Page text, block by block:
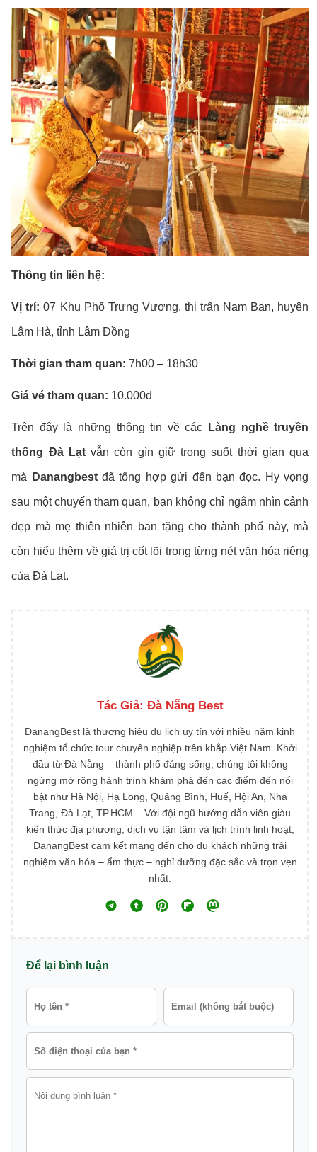
Thông tin liên hệ:
Vị trí:07 Khu Phố Trưng Vương, thị trấn Nam Ban, huyện
Lâm Hà, tỉnh Lâm Đồng
Thời gian tham quan:7h00 – 18h30
Giá vé tham quan: 10.000đ
Trên đây là những thông tin về các Làng nghề truyền
thống Đà Lạtvẫn còn gìn giữ trong suốt thời gian qua
mà Danangbestđã tổng hợp gửi đến bạn đọc. Hy vọng
sau một chuyến tham quan, bạn không chỉ ngắm nhìn cảnh
đẹp mà mẹ thiên nhiên ban tặng cho thành phố này, mà
còn hiểu thêm về giá trị cốt lõi trong từng nét văn hóa riêng
của Đà Lạt.
Tác Giả: Đà Nẵng Best
DanangBest là thương hiệu du lịch uy tín với nhiều năm kinh
nghiệm tổ chức tour chuyên nghiệp trên khắp Việt Nam. Khởi
đầu từ Đà Nẵng – thành phố đáng sống, chúng tôi không
ngừng mở rộng hành trình khám phá đến các điểm đến nổi
bật như Hà Nội, Hạ Long, Quảng Bình, Huế, Hội An, Nha
Trang, Đà Lạt, TP.HCM... Với đội ngũ hướng dẫn viên giàu
kiến thức địa phương, dịch vụ tận tâm và lịch trình linh hoạt,
DanangBest cam kết mang đến cho du khách những trải
nghiệm văn hóa – ẩm thực – nghỉ dưỡng đặc sắc và trọn vẹn
nhất.
Để lại bình luận